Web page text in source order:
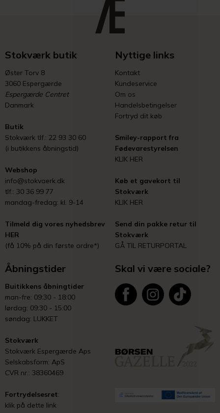
Stokværk butik
Øster Torv 8
3060 Espergærde
Espergærde Centret
Danmark
Butik
Stokværk tlf.: 22 93 30 60
(i butikkens åbningstid)
Webshop
info@stokvaerk.dk
tlf.: 30 36 99 77
mandag-fredag: kl. 9-14
Tilmeld dig vores nyhedsbrev
HER
(få 10% på din første ordre*)
Nyttige links
Kontakt
Kundeservice
Om os
Handelsbetingelser
Fortryd dit køb
Smiley-rapport fra
Fødevarestyrelsen
KLIK HER
Køb et gavekort til
Stokværk
KLIK HER
Send din pakke retur til
Stokværk
GÅ TIL RETURPORTAL
Åbningstider
Buitikkens åbningtider
man-fre: 09:30 - 18:00
lørdag: 09:30 - 15:00
søndag: LUKKET
Stokværk
Stokværk Espergærde Aps
Selskabsform: ApS
CVR nr.: 38360469
Fortrydelsesret:
klik på dette link
Skal vi være sociale?